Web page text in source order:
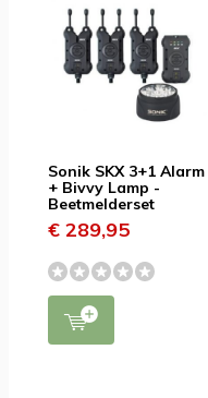
Sonik SKX 3+1 Alarm
+ Bivvy Lamp -
Beetmelderset
€ 289,95